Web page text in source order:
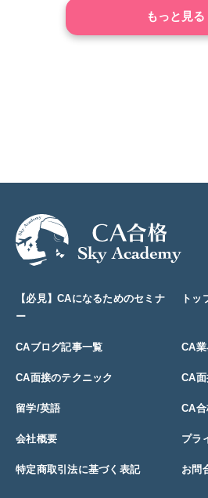
もっと見る
【必見】CAになるためのセミナ
ー
トッ
CAブログ記事一覧 CA
CA面接のテクニック CA
留学/英語 CA
会社概要 プラ
特定商取引法に基づく表記 お問